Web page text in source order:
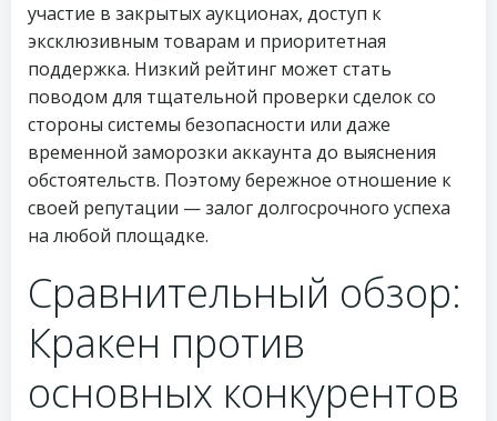
участие в закрытых аукционах, доступ к
эксклюзивным товарам и приоритетная
поддержка. Низкий рейтинг может стать
поводом для тщательной проверки сделок со
стороны системы безопасности или даже
временной заморозки аккаунта до выяснения
обстоятельств. Поэтому бережное отношение к
своей репутации — залог долгосрочного успеха
на любой площадке.
Сравнительный обзор:
Кракен против
основных конкурентов